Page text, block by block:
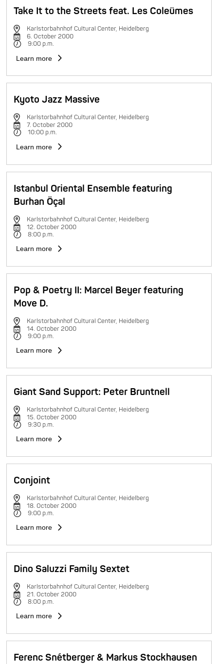
Take It to the Streets feat. Les Coleümes
Karlstorbahnhof Cultural Center, Heidelberg
6. October 2000
9:00 p.m.
Learn more
Kyoto Jazz Massive
Karlstorbahnhof Cultural Center, Heidelberg
7. October 2000
10:00 p.m.
Learn more
Istanbul Oriental Ensemble featuring
Burhan Öçal
Karlstorbahnhof Cultural Center, Heidelberg
12. October 2000
8:00 p.m.
Learn more
Pop & Poetry II: Marcel Beyer featuring
Move D.
Karlstorbahnhof Cultural Center, Heidelberg
14. October 2000
9:00 p.m.
Learn more
Giant Sand Support: Peter Bruntnell
Karlstorbahnhof Cultural Center, Heidelberg
15. October 2000
9:30 p.m.
Learn more
Conjoint
Karlstorbahnhof Cultural Center, Heidelberg
18. October 2000
9:00 p.m.
Learn more
Dino Saluzzi Family Sextet
Karlstorbahnhof Cultural Center, Heidelberg
21. October 2000
8:00 p.m.
Learn more
Ferenc Snétberger & Markus Stockhausen